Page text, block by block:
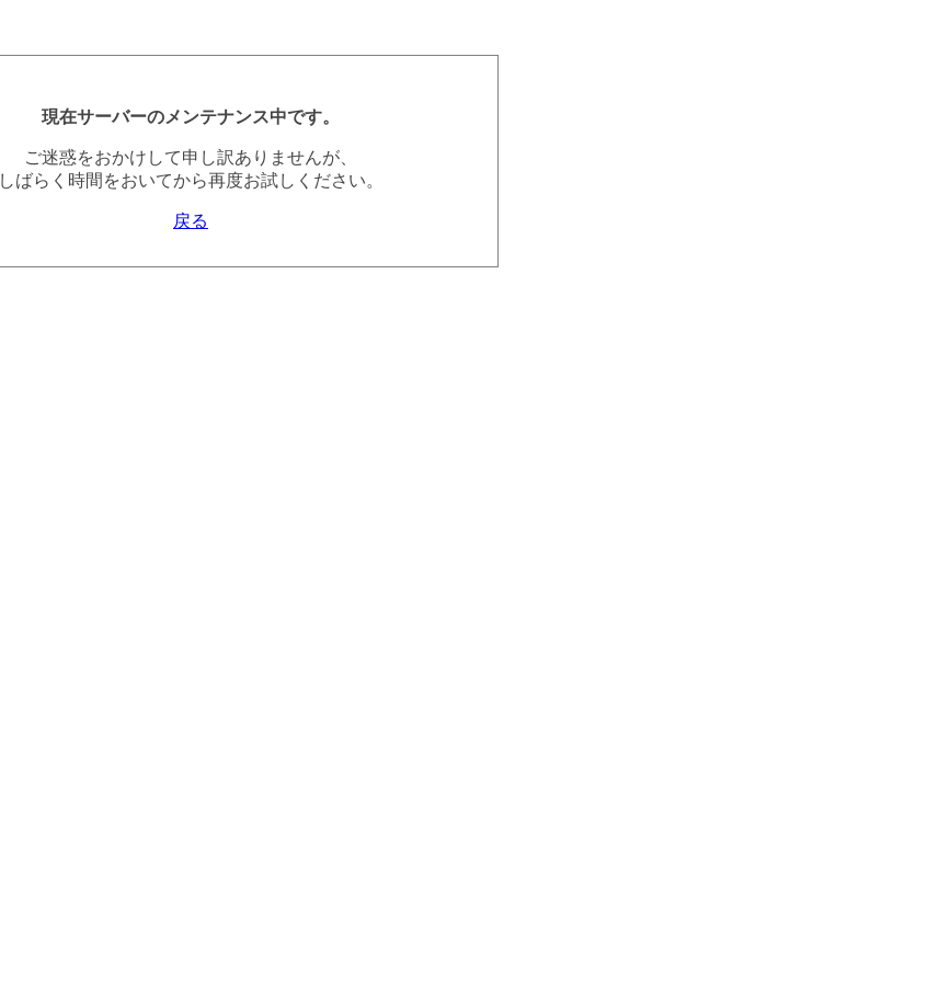
現在サーバーのメンテナンス中です。
ご迷惑をおかけして申し訳ありませんが、
しばらく時間をおいてから再度お試しください。
戻る